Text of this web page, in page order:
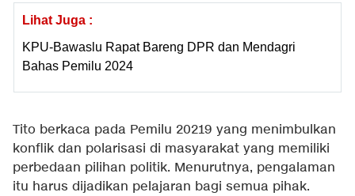
Lihat Juga :
KPU-Bawaslu Rapat Bareng DPR dan Mendagri
Bahas Pemilu 2024
Tito berkaca pada Pemilu 20219 yang menimbulkan
konflik dan polarisasi di masyarakat yang memiliki
perbedaan pilihan politik. Menurutnya, pengalaman
itu harus dijadikan pelajaran bagi semua pihak.